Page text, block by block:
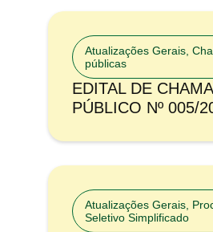
Atualizações Gerais
públicas
EDITAL DE
PÚBLICO Nº 005/
Atualizações Gerais
Seletivo Simplificado